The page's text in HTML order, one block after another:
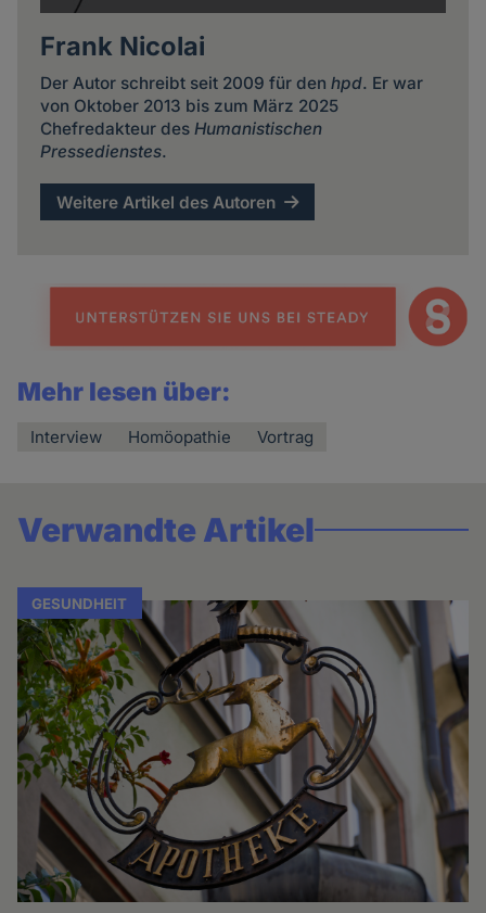
Frank Nicolai
Der Autor schreibt seit 2009 für den hpd. Er war
von Oktober 2013 bis zum März 2025
Chefredakteur des Humanistischen
Pressedienstes.
Weitere Artikel des Autoren
Mehr lesen über:
Interview Homöopathie Vortrag
Verwandte Artikel
GESUNDHEIT